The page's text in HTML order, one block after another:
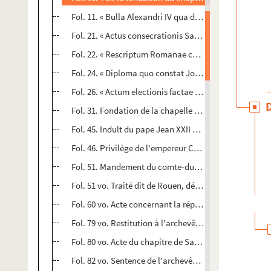
Fol. 11. « Bulla Alexandri IV qua domum Floridi
Fol. 21. « Actus consecrationis Sanctae Mariae
Fol. 22. « Rescriptum Romanae curiae circa
Fol. 24. « Diploma quo constat Joannem,
Fol. 26. « Actum electionis factae in capitulo
Fol. 31. Fondation de la chapelle du château de
Fol. 45. Indult du pape Jean XXII concédant à la
Fol. 46. Privilège de l'empereur Charles IV
Fol. 51. Mandement du comte-duc Jean sans Peur
Fol. 51 vo. Traité dit de Rouen, délimitant les droits
Fol. 60 vo. Acte concernant la réparation par la
Fol. 79 vo. Restitution à l'archevêque de Besançon
Fol. 80 vo. Acte du chapitre de Sainte-Madeleine de
Fol. 82 vo. Sentence de l'archevêque de Besançon